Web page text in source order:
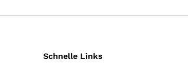
Schnelle Links